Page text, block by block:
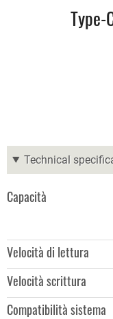
Type-
Technical
Capacità
Velocità di lettura
Velocità scrittura
Compatibilità sistema